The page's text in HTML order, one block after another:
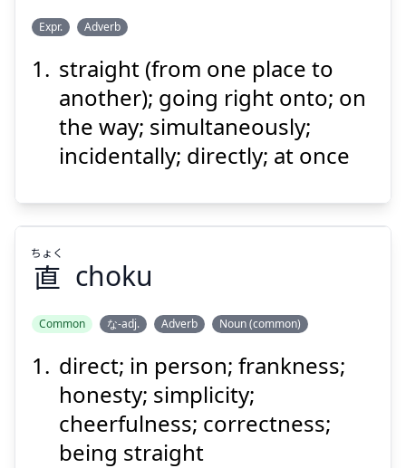
その
足
で
あし
Expr. Adverb
straight (from one place to
another); going right onto; on
the way; simultaneously;
incidentally; directly; at once
直
ちょく
直
ちょく
choku
Common な-adj. Adverb Noun (common)
direct; in person; frankness;
honesty; simplicity;
cheerfulness; correctness;
being straight